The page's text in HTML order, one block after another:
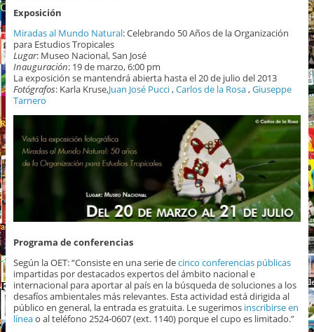
Exposición
Miradas al Mundo Natural: Celebrando 50 Años de la Organización
para Estudios Tropicales
Lugar: Museo Nacional, San José
Inauguración: 19 de marzo, 6:00 pm
La exposición se mantendrá abierta hasta el 20 de julio del 2013
Fotógrafos: Karla Kruse,Juan José Pucci,Carlos de la Rosa,Giuseppe
Tarnero
Programa de conferencias
Según la OET: “Consiste en una serie decinco conferencias públicas
impartidas por destacados expertos del ámbito nacional e
internacional para aportar al país en la búsqueda de soluciones a los
desafíos ambientales más relevantes. Esta actividad está dirigida al
público en general, la entrada es gratuita. Le sugerimos inscribirse en
líneao al teléfono 2524-0607 (ext. 1140) porque el cupo es limitado.”